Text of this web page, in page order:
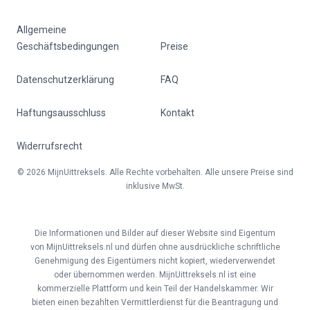
Allgemeine
Geschäftsbedingungen
Datenschutzerklärung
Haftungsausschluss
Widerrufsrecht
Preise
FAQ
Kontakt
© 2026 MijnUittreksels. Alle Rechte vorbehalten. Alle unsere Preise sind
inklusive MwSt.
Die Informationen und Bilder auf dieser Website sind Eigentum
von MijnUittreksels.nl und dürfen ohne ausdrückliche schriftliche
Genehmigung des Eigentümers nicht kopiert, wiederverwendet
oder übernommen werden. MijnUittreksels.nl ist eine
kommerzielle Plattform und kein Teil der Handelskammer. Wir
bieten einen bezahlten Vermittlerdienst für die Beantragung und